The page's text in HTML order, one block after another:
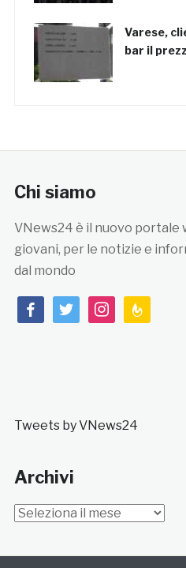
Varese,
bar il
Chi siamo
VNews24 è il nuovo portale
giovani, per le notizie e
dal mondo
facebooktwitterinstagramfeedburner
Tweets by VNews24
Archivi
Archivi